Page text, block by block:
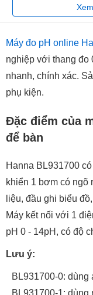
Máy đo pH online
nghiệp với thang đo
nhanh, chính xác.
phụ kiện.
Đặc điểm của
để bàn
Hanna BL931700
khiển 1 bơm có ngõ
liệu, đầu ghi biểu
Máy kết nối với 1
pH 0 - 14pH, có độ
Lưu ý:
BL931700-0: dùng